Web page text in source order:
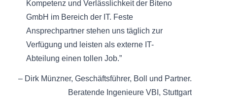
Kompetenz und Verlässlichkeit der Biteno
GmbH im Bereich der IT. Feste
Ansprechpartner stehen uns täglich zur
Verfügung und leisten als externe IT-
Abteilung einen tollen Job.
Dirk Münzner Geschäftsführer Boll und Partner.
Beratende Ingenieure VBI
Stuttgart